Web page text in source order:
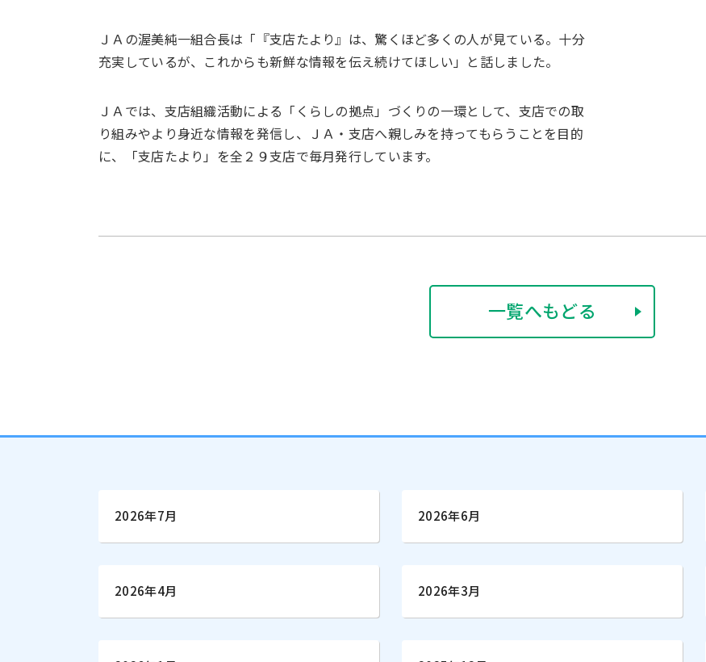
ＪＡの渥美純一組合長は「『支店たより』は、驚くほど多くの人が見ている。十分
充実しているが、これからも新鮮な情報を伝え続けてほしい」と話しました。
ＪＡでは、支店組織活動による「くらしの拠点」づくりの一環として、支店での取
り組みやより身近な情報を発信し、ＪＡ・支店へ親しみを持ってもらうことを目的
に、「支店たより」を全２９支店で毎月発行しています。
一覧へもどる
2026年7月 2026年6月
2026年4月 2026年3月